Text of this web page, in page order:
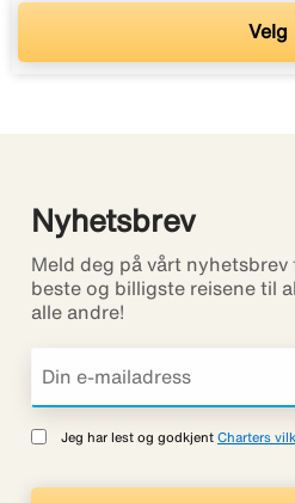
Velg
Nyhetsbrev
Meld deg på vårt
beste og billigste reisene til
alle andre!
Jeg har lest og godkjent Charters